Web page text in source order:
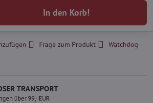
In den Korb!
Frage zum Produkt
Watchdog
TRANSPORT
über 99,- EUR